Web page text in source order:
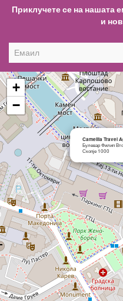
Приклучете се на нашата
и
Camellia Travel
Булевар Филип
Скопје 1000
+
−